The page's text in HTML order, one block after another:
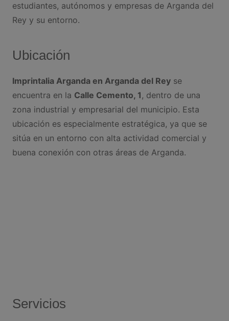
estudiantes, autónomos y empresas de Arganda del
Rey y su entorno.
Ubicación
Imprintalia Arganda en Arganda del Reyse
encuentra en la Calle Cemento, 1, dentro de una
zona industrial y empresarial del municipio. Esta
ubicación es especialmente estratégica, ya que se
sitúa en un entorno con alta actividad comercial y
buena conexión con otras áreas de Arganda.
Servicios